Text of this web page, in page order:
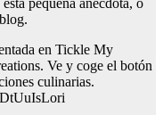
pequeña anécdota, o
en Tickle My
Ve y coge el botón
culinarias.